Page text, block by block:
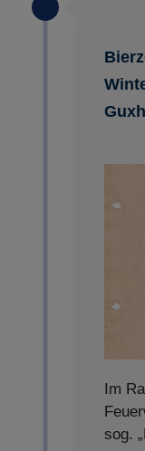
Im
sog.